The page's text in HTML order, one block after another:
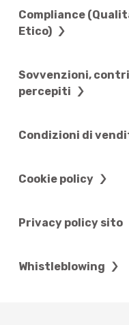
Compliance
Etico)
Sovvenzioni,
percepiti
Condizioni di
Cookie policy
Privacy policy sito
Whistleblowing